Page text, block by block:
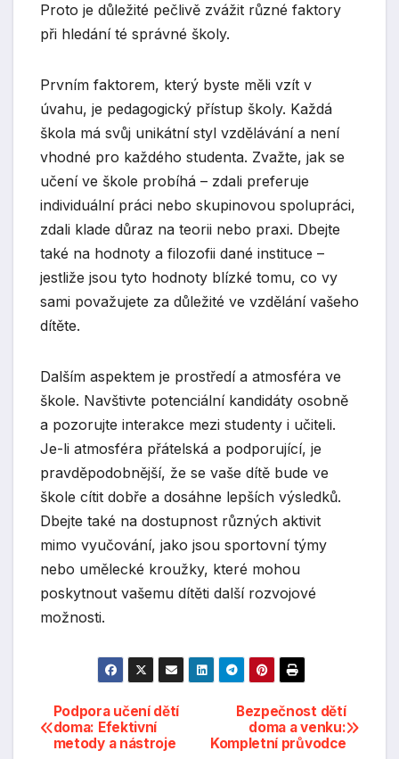
Proto je důležité pečlivě zvážit různé faktory
při hledání té správné školy.
Prvním faktorem, který byste měli vzít v
úvahu, je pedagogický přístup školy. Každá
škola má svůj unikátní styl vzdělávání a není
vhodné pro každého studenta. Zvažte, jak se
učení ve škole probíhá – zdali preferuje
individuální práci nebo skupinovou spolupráci,
zdali klade důraz na teorii nebo praxi. Dbejte
také na hodnoty a filozofii dané instituce –
jestliže jsou tyto hodnoty blízké tomu, co vy
sami považujete za důležité ve vzdělání vašeho
dítěte.
Dalším aspektem je prostředí a atmosféra ve
škole. Navštivte potenciální kandidáty osobně
a pozorujte interakce mezi studenty i učiteli.
Je-li atmosféra přátelská a podporující, je
pravděpodobnější, že se vaše dítě bude ve
škole cítit dobře a dosáhne lepších výsledků.
Dbejte také na dostupnost různých aktivit
mimo vyučování, jako jsou sportovní týmy
nebo umělecké kroužky, které mohou
poskytnout vašemu dítěti další rozvojové
možnosti.
Navigace
Bezpečnost dětí
doma a venku:
Kompletní průvodce
Podpora učení dětí
doma: Efektivní
metody a nástroje